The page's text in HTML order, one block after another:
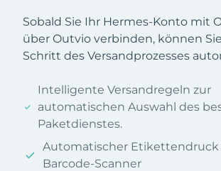
Sobald Sie Ihr Hermes-Konto mit
über Outvio verbinden, können
Schritt des Versandprozesses
Intelligente Versandregeln zur
automatischen Auswahl des
Paketdienstes.
Automatischer
Barcode-Scanner